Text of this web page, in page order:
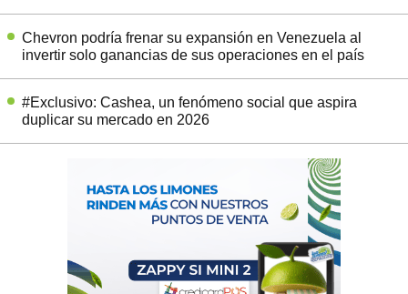
Chevron podría frenar su expansión en Venezuela al
invertir solo ganancias de sus operaciones en el país
#Exclusivo: Cashea, un fenómeno social que aspira
duplicar su mercado en 2026